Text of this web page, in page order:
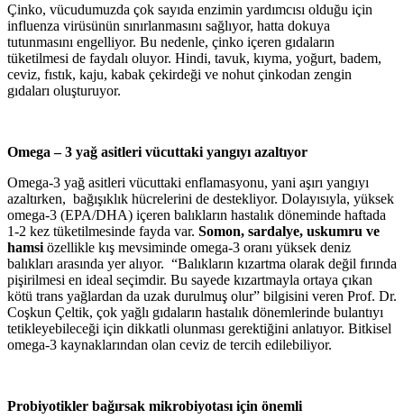
Çinko, vücudumuzda çok sayıda enzimin yardımcısı olduğu için
influenza virüsünün sınırlanmasını sağlıyor, hatta dokuya
tutunmasını engelliyor. Bu nedenle, çinko içeren gıdaların
tüketilmesi de faydalı oluyor. Hindi, tavuk, kıyma, yoğurt, badem,
ceviz, fıstık, kaju, kabak çekirdeği ve nohut çinkodan zengin
gıdaları oluşturuyor.
Omega – 3 yağ asitleri vücuttaki yangıyı azaltıyor
Omega-3 yağ asitleri vücuttaki enflamasyonu, yani aşırı yangıyı
azaltırken, bağışıklık hücrelerini de destekliyor. Dolayısıyla, yüksek
omega-3 (EPA/DHA) içeren balıkların hastalık döneminde haftada
1-2 kez tüketilmesinde fayda var. Somon, sardalye, uskumru ve
hamsi özellikle kış mevsiminde omega-3 oranı yüksek deniz
balıkları arasında yer alıyor. “Balıkların kızartma olarak değil fırında
pişirilmesi en ideal seçimdir. Bu sayede kızartmayla ortaya çıkan
kötü trans yağlardan da uzak durulmuş olur” bilgisini veren Prof. Dr.
Coşkun Çeltik, çok yağlı gıdaların hastalık dönemlerinde bulantıyı
tetikleyebileceği için dikkatli olunması gerektiğini anlatıyor. Bitkisel
omega-3 kaynaklarından olan ceviz de tercih edilebiliyor.
Probiyotikler bağırsak mikrobiyotası için önemli